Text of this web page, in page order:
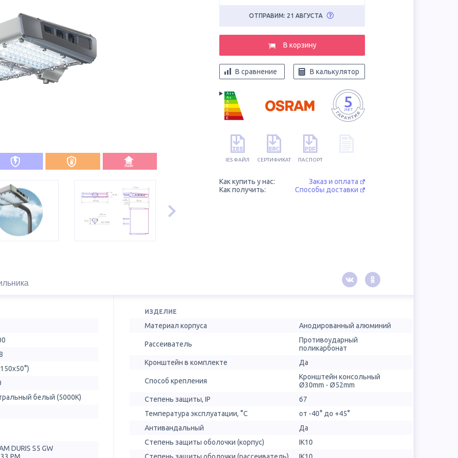
ОТПРАВИМ: 21 АВГУСТА
В корзину
В сравнение В калькулятор
A++
A+
A
B
C
D
E
IES ФАЙЛ СЕРТИФИКАТ ПАСПОРТ
Как купить у нас:
Заказ и оплата
Как получить:
Способы доставки
белый (5000К)
DURIS S5 GW
ИЗДЕЛИЕ
Материал корпуса Анодированный алюминий
Рассеиватель
Противоударный
поликарбонат
Кронштейн в комплекте
Да
Способ крепления
Кронштейн консольный
Ø30mm - Ø52mm
Степень защиты, IP
67
Температура эксплуатации, °С
от -40° до +45°
Антивандальный
Да
Степень защиты оболочки (корпус)
IK10